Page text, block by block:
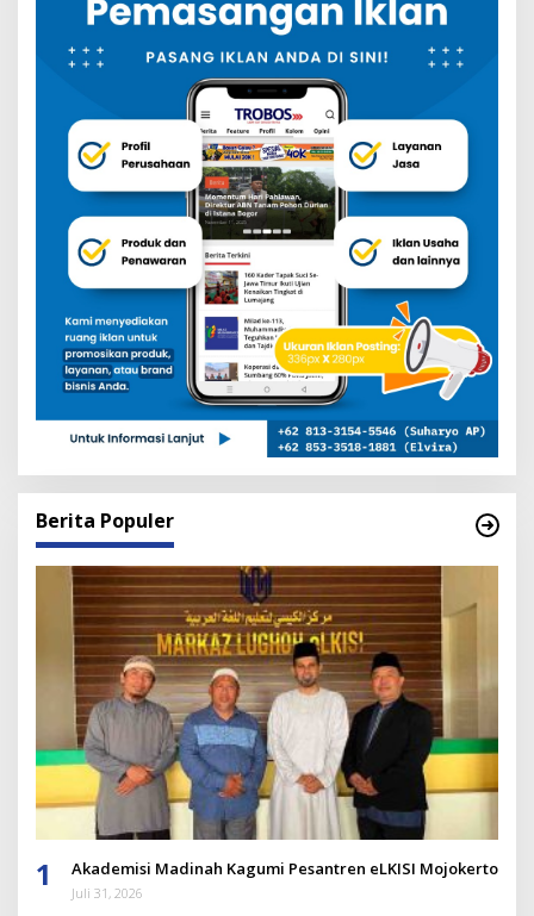
Berita Populer
1 Akademisi Madinah Kagumi Pesantren eLKISI Mojokerto
Juli 31, 2026